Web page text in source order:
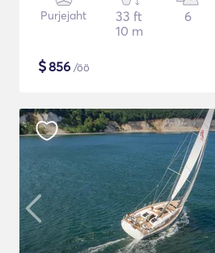
Purjejaht
33 ft
10 m
6
$856 /öö